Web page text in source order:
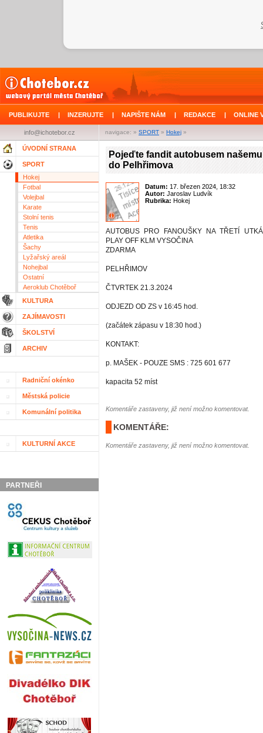
PUBLIKUJTE | INZERUJTE | NAPIŠTE NÁM | REDAKCE | ONLINE
navigace: » SPORT » Hokej »
info@ichotebor.cz
ÚVODNÍ STRANA
SPORT
Hokej
Fotbal
Volejbal
Karate
Stolní tenis
Tenis
Atletika
Šachy
Lyžařský areál
Nohejbal
Ostatní
Aeroklub Chotěboř
KULTURA
ZAJÍMAVOSTI
ŠKOLSTVÍ
ARCHIV
Radniční okénko
Městská policie
Komunální politika
KULTURNÍ AKCE
PARTNEŘI
Pojeďte fandit autobusem
do Pelhřimova
Datum: 17. březen 2024, 18:32
Autor: Jaroslav Ludvík
Rubrika: Hokej
AUTOBUS PRO FANOUŠKY NA TŘETÍ
PLAY OFF KLM VYSOČINA
ZDARMA
PELHŘIMOV
ČTVRTEK 21.3.2024
ODJEZD OD ZS v 16:45 hod.
(začátek zápasu v 18:30 hod.)
KONTAKT:
p. MAŠEK - POUZE SMS : 725 601 677
kapacita 52 míst
Komentáře zastaveny, již není možno komentovat.
KOMENTÁŘE:
Komentáře zastaveny, již není možno komentovat.